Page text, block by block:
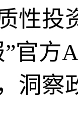
性投
官方
洞察